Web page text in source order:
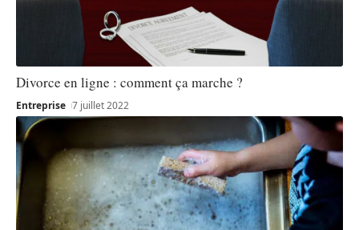
Divorce en ligne : comment ça marche ?
Entreprise 7 juillet 2022